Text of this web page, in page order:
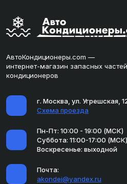
АвтоКондиционеры.com —
интернет-магазин запасных
кондиционеров
г. Москва, ул. Угрешская,
Схема проезда
Пн-Пт: 10:00 - 19:00 (МСК)
Суббота: 11:00-17:00 (МСК)
Воскресенье: выходной
Почта:
akondei@yandex.ru